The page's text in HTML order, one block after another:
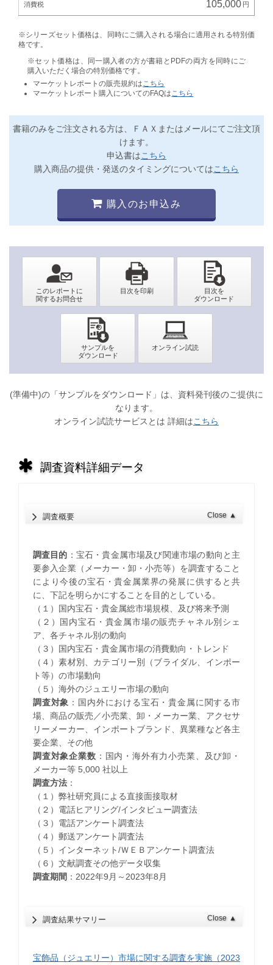
105,000
※シリーズセット価格は、同時にご購入される場合に適用される特別価
格です。
※セット価格は、同一購入者の方が書籍とPDFの両方を同時にご
購入いただく場合の特別価格です。
マーケットレポートの販売規約は こちら
マーケットレポート購入についてのFAQは こちら
書籍のみをご注文される方は、ＦＡＸまたはメールにてご注文頂
けます。
申込書はこちら
購入商品の提供・発送のタイミングについてはこちら
購入のお申込み
(準備中)の「サンプルをダウンロード」は、資料発刊後のご提供に
なります。
オンライン試読サービスとは 詳細はこちら
調査資料詳細データ
調査概要 Close ▲
調査目的 ：宝石・貴金属市場及び関連市場の動向と主
要参入企業（メーカー・卸・小売等）を調査すること
により今後の宝石・貴金属業界の発展に供すると共
に、下記を明らかにすることを目的としている。
（１）国内宝石・貴金属総市場規模、及び将来予測
（２）国内宝石・貴金属市場の販売チャネル別シェ
ア、各チャネル別の動向
（３）国内宝石・貴金属市場の消費動向・トレンド
（４）素材別、カテゴリー別（ブライダル、インポー
ト等）の市場動向
（５）海外のジュエリー市場の動向
調査対象 ：国内外における宝石・貴金属に関する市
場、商品の販売／小売業、卸・メーカー業、アクセサ
リーメーカー、インポートブランド、異業種など各主
要企業、その他
調査対象企業数 ：国内・海外有力小売業、及び卸・
メーカー等 5,000 社以上
調査方法：
（１）弊社研究員による直接面接取材
（２）電話ヒアリング/インタビュー調査法
（３）電話アンケート調査法
（４）郵送アンケート調査法
（５）インターネット/ＷＥＢアンケート調査法
（６）文献調査その他データ収集
調査期間：2022年9月～2023年8月
調査結果サマリー Close ▲
宝飾品（ジュエリー）市場に関する調査を実施（2023